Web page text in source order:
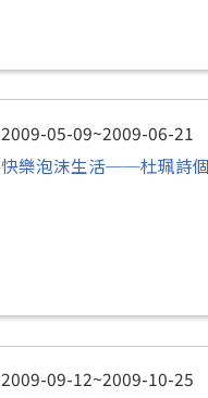
2009-05-09~2009-06-21
快樂泡沫生活──杜珮詩
2009-09-12~2009-10-25